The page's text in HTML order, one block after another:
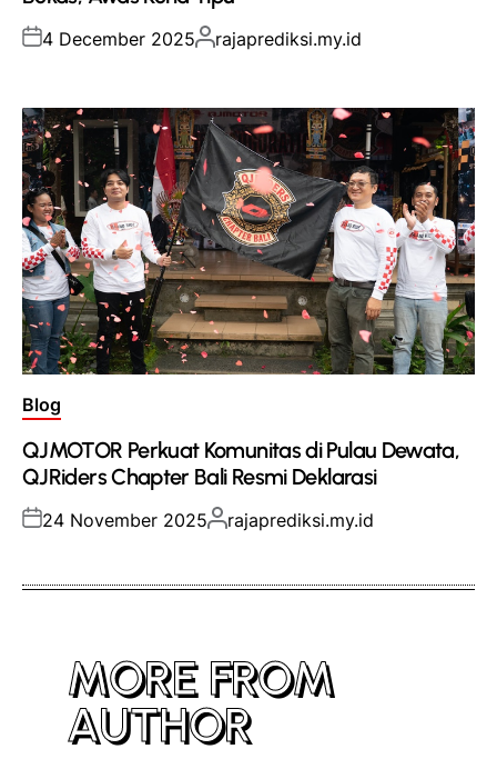
Posted
4 December 2025Posted
rajaprediksi.my.id
Posted
Blog
QJMOTOR Perkuat Komunitas di Pulau Dewata,
QJRiders Chapter Bali Resmi Deklarasi
Posted
24 November 2025Posted
rajaprediksi.my.id
MORE FROM
AUTHOR